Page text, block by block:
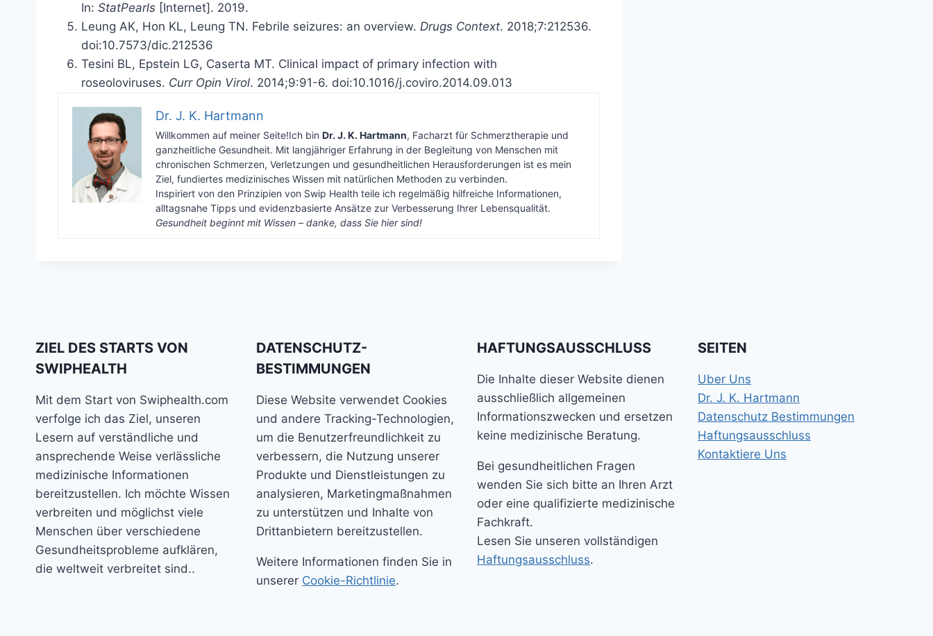
In: StatPearls [Internet]. 2019.
Leung AK, Hon KL, Leung TN. Febrile seizures: an overview. Drugs Context. 2018;7:212536.
doi:10.7573/dic.212536
Tesini BL, Epstein LG, Caserta MT. Clinical impact of primary infection with
roseoloviruses. Curr Opin Virol. 2014;9:91-6. doi:10.1016/j.coviro.2014.09.013
Dr. J. K. Hartmann
Willkommen auf meiner Seite!Ich bin Dr. J. K. Hartmann, Facharzt für Schmerztherapie und
ganzheitliche Gesundheit. Mit langjähriger Erfahrung in der Begleitung von Menschen mit
chronischen Schmerzen, Verletzungen und gesundheitlichen Herausforderungen ist es mein
Ziel, fundiertes medizinisches Wissen mit natürlichen Methoden zu verbinden.
Inspiriert von den Prinzipien von Swip Health teile ich regelmäßig hilfreiche Informationen,
alltagsnahe Tipps und evidenzbasierte Ansätze zur Verbesserung Ihrer Lebensqualität.
Gesundheit beginnt mit Wissen – danke, dass Sie hier sind!
ZIEL DES STARTS VON
SWIPHEALTH
Mit dem Start von Swiphealth.com
verfolge ich das Ziel, unseren
Lesern auf verständliche und
ansprechende Weise verlässliche
medizinische Informationen
bereitzustellen. Ich möchte Wissen
verbreiten und möglichst viele
Menschen über verschiedene
Gesundheitsprobleme aufklären,
die weltweit verbreitet sind..
DATENSCHUTZ-
BESTIMMUNGEN
Diese Website verwendet Cookies
und andere Tracking-Technologien,
um die Benutzerfreundlichkeit zu
verbessern, die Nutzung unserer
Produkte und Dienstleistungen zu
analysieren, Marketingmaßnahmen
zu unterstützen und Inhalte von
Drittanbietern bereitzustellen.
Weitere Informationen finden Sie in
unserer Cookie-Richtlinie.
HAFTUNGSAUSSCHLUSS
Die Inhalte dieser Website dienen
ausschließlich allgemeinen
Informationszwecken und ersetzen
keine medizinische Beratung.
Bei gesundheitlichen Fragen
wenden Sie sich bitte an Ihren Arzt
oder eine qualifizierte medizinische
Fachkraft.
Lesen Sie unseren vollständigen
Haftungsausschluss.
SEITEN
Uber Uns
Dr. J. K. Hartmann
Datenschutz Bestimmungen
Haftungsausschluss
Kontaktiere Uns